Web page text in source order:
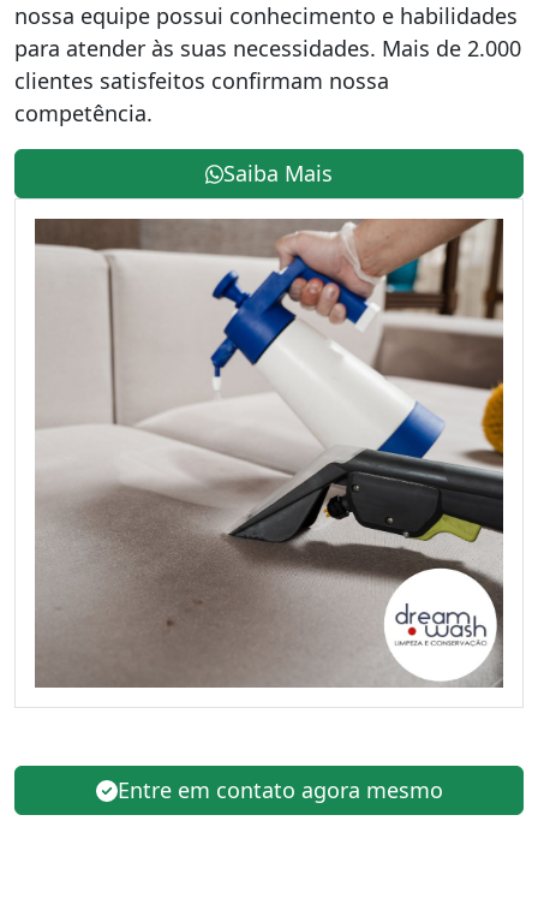
nossa equipe possui conhecimento e habilidades
para atender às suas necessidades. Mais de 2.000
clientes satisfeitos confirmam nossa
competência.
Saiba Mais
Entre em contato agora mesmo